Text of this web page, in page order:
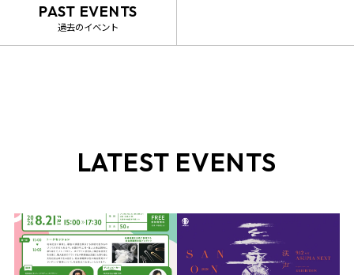
PAST EVENTS
過去のイベント
LATEST EVENTS